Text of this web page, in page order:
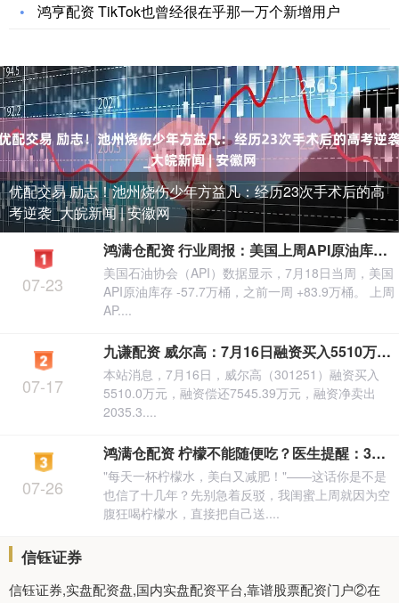
鸿亨配资 TikTok也曾经很在乎那一万个新增用户
优配交易 励志！池州烧伤少年方益凡：经历23次手术后的高
考逆袭_大皖新闻 | 安徽网
鸿满仓配资 行业周报：美国上周API原油库存减少约58万桶，馏分油库存增约350万桶
美国石油协会（API）数据显示，7月18日当周，美国
API原油库存 -57.7万桶，之前一周 +83.9万桶。 上周
AP....
07-23
九谦配资 威尔高：7月16日融资买入5510万元，融资融券余额1.71亿元
本站消息，7月16日，威尔高（301251）融资买入
5510.0万元，融资偿还7545.39万元，融资净卖出
2035.3....
07-17
鸿满仓配资 柠檬不能随便吃？医生提醒：3类人少吃，吃柠檬也有禁忌_养生_朋友_患者
"每天一杯柠檬水，美白又减肥！"——这话你是不是
也信了十几年？先别急着反驳，我闺蜜上周就因为空
腹狂喝柠檬水，直接把自己送....
07-26
信钰证券
信钰证券,实盘配资盘,国内实盘配资平台,靠谱股票配资门户②在